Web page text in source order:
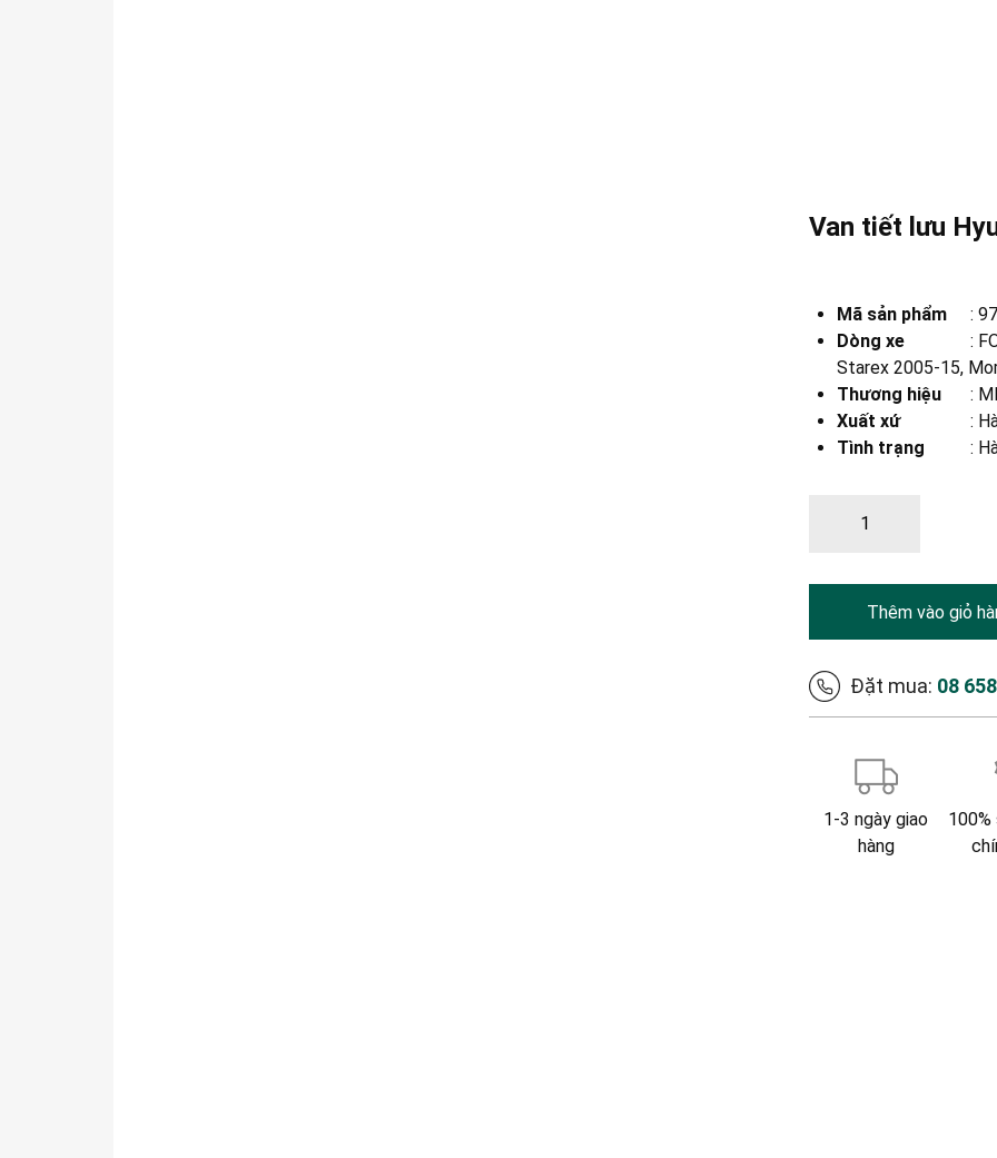
Van tiết lưu
Mã sản phẩm :
Dòng xe
:
Starex 2005-15,
Thương hiệu
:
Xuất xứ
:
Tình trạng
:
Thêm vào giỏ
Đặt mua: 08
1-3 ngày giao
hàng
100%